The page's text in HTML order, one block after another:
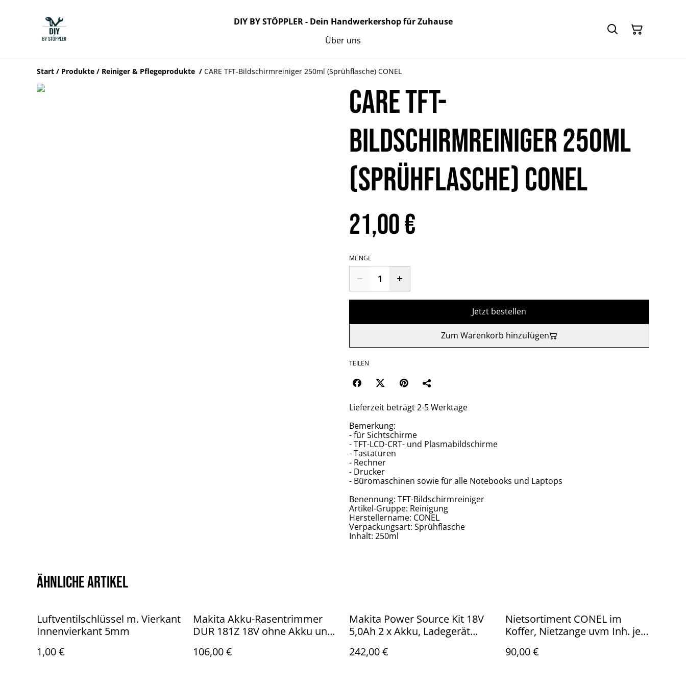
DIY BY STÖPPLER - Dein Handwerkershop für Zuhause
Über uns
Start / Produkte / Reiniger & Pflegeprodukte / CARE TFT-Bildschirmreiniger 250ml (Sprühflasche) CONEL
CARE TFT-
Bildschirmreiniger 250ml
(Sprühflasche) CONEL
21,00 €
MENGE
Jetzt bestellen
Zum Warenkorb hinzufügen
TEILEN
Lieferzeit beträgt 2-5 Werktage
Bemerkung:
- für Sichtschirme
- TFT-LCD-CRT- und Plasmabildschirme
- Tastaturen
- Rechner
- Drucker
- Büromaschinen sowie für alle Notebooks und Laptops
Benennung: TFT-Bildschirmreiniger
Artikel-Gruppe: Reinigung
Herstellername: CONEL
Verpackungsart: Sprühflasche
Inhalt: 250ml
Ähnliche Artikel
Luftventilschlüssel m. Vierkant
Innenvierkant 5mm
1,00 €
Makita Akku-Rasentrimmer
DUR 181Z 18V ohne Akku und
106,00 €
Makita Power Source Kit 18V
5,0Ah 2 x Akku, Ladegerät
242,00 €
Nietsortiment CONEL im
Koffer, Nietzange uvm Inh. je
4x8mm
90,00 €